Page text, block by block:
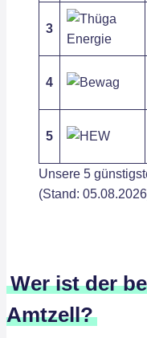
3
4
5
Unsere 5
(Stand:
Wer ist der
Amtzell?